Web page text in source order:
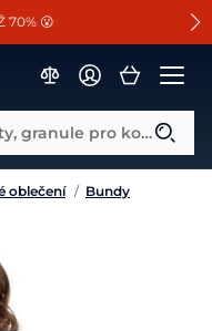
Cassini!
70% 😮
sedlům ZDARMA 🐴
Co hledáte? Např. jezdecké boty, granule pro koně...
oblečení / Bundy